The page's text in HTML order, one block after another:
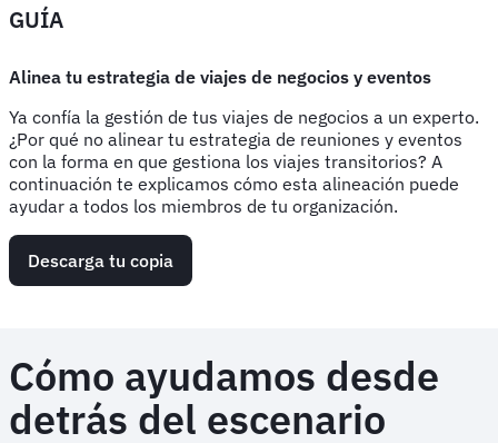
GUÍA
Alinea tu estrategia de viajes de negocios y eventos
Ya confía la gestión de tus viajes de negocios a un experto.
¿Por qué no alinear tu estrategia de reuniones y eventos
con la forma en que gestiona los viajes transitorios? A
continuación te explicamos cómo esta alineación puede
ayudar a todos los miembros de tu organización.
Descarga tu copia
Cómo ayudamos desde
detrás del escenario